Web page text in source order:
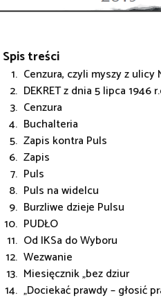
Spis treści
Cenzura, czyli myszy z ulicy
DEKRET z dnia 5 lipca
Cenzura
Buchalteria
Zapis kontra Puls
Zapis
Puls
Puls na widelcu
Burzliwe dzieje Pulsu
PUDŁO
Od IKSa do Wyboru
Wezwanie
Miesięcznik „bez dziur
„Dociekać prawdy – głosić